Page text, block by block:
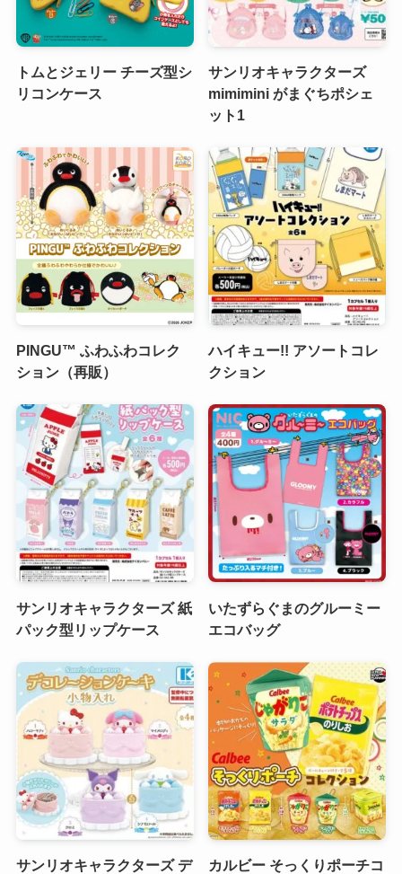
トムとジェリー チーズ型シ
リコンケース
サンリオキャラクターズ
mimimini がまぐちポシェ
ット1
PINGU™ ふわふわコレク
ション（再販）
ハイキュー!! アソートコレ
クション
サンリオキャラクターズ 紙
パック型リップケース
いたずらぐまのグルーミー
エコバッグ
サンリオキャラクターズ デ
カルビー そっくりポーチコ